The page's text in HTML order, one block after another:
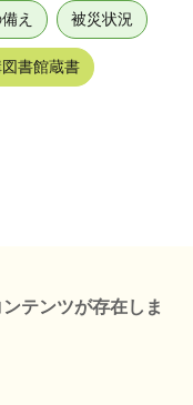
え 被災状況
書館蔵書
テンツが存在しま